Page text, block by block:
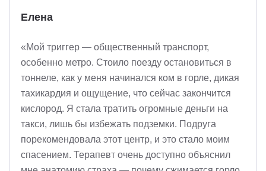
Елена
«Мой триггер — общественный транспорт,
особенно метро. Стоило поезду остановиться в
тоннеле, как у меня начинался ком в горле, дикая
тахикардия и ощущение, что сейчас закончится
кислород. Я стала тратить огромные деньги на
такси, лишь бы избежать подземки. Подруга
порекомендовала этот центр, и это стало моим
спасением. Терапевт очень доступно объяснил